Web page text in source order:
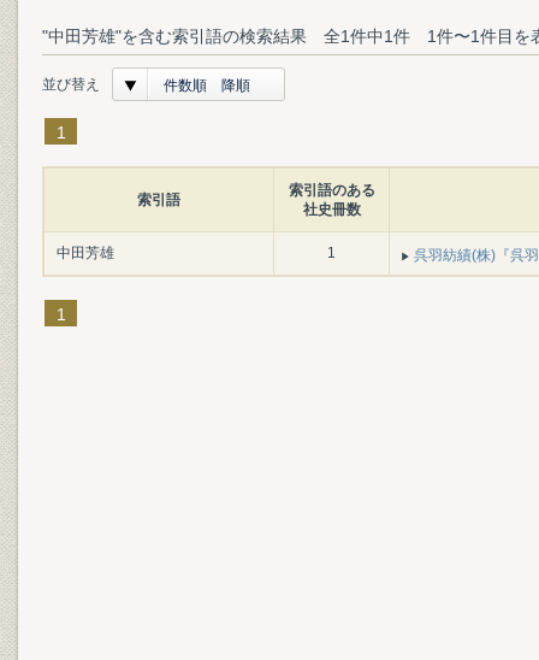
"中田芳雄"を含む索引語の検索結果 全1件中1件 1件〜1件目を
並び替え 件数順 降順
1
索引語
索引語のある
社史冊数
中田芳雄 1 呉羽紡績(株)『呉
1